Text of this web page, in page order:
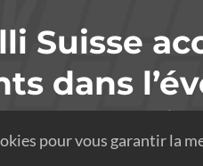
Suisse
dans
leurs
pour vous garantir la